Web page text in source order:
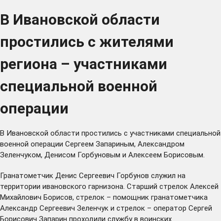
В Ивановской области
простились с жителями
региона – участниками
специальной военной
операции
В Ивановской области простились с участниками специальной
военной операции Сергеем Запариным, Александром
Зеленчуком, Денисом Горбуновым и Алексеем Борисовым.
Гранатометчик Денис Сергеевич Горбунов служил на
территории ивановского гарнизона. Старший стрелок Алексей
Михайлович Борисов, стрелок – помощник гранатометчика
Александр Сергеевич Зеленчук и стрелок – оператор Сергей
Борисович Запарин проходили службу в воинских